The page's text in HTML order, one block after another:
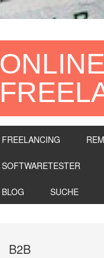
FREELANCING
SOFTWARETESTER
BLOG SUCHE
B2B